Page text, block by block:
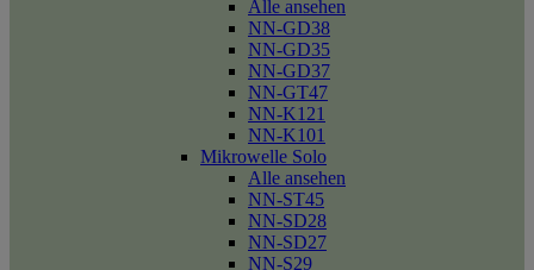
Alle ansehen
NN-GD38
NN-GD35
NN-GD37
NN-GT47
NN-K121
NN-K101
Mikrowelle Solo
Alle ansehen
NN-ST45
NN-SD28
NN-SD27
NN-S29